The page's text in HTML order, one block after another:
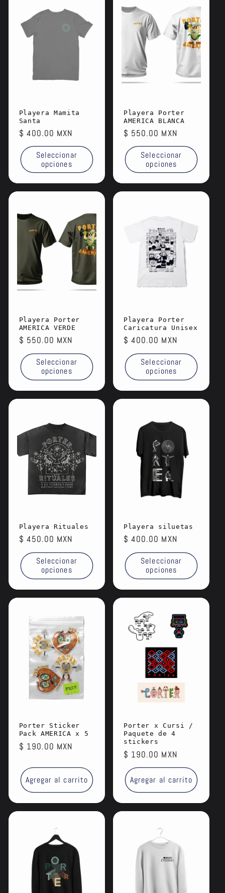
Playera Mamita
Santa
Precio
habitual
$ 400.00 MXN
Seleccionar
opciones
Playera Porter
AMERICA BLANCA
Precio
habitual
$ 550.00 MXN
Seleccionar
opciones
Playera Porter
AMERICA VERDE
Precio
habitual
$ 550.00 MXN
Seleccionar
opciones
Playera Porter
Caricatura Unisex
Precio
habitual
$ 400.00 MXN
Seleccionar
opciones
Playera Rituales
Precio
habitual
$ 450.00 MXN
Seleccionar
opciones
Playera siluetas
Precio
habitual
$ 400.00 MXN
Seleccionar
opciones
Porter Sticker
Pack AMERICA x 5
Precio
$ 190.00 MXN
Agregar al carrito
Porter x Cursi /
Paquete de 4
stickers
Precio
habitual
$ 190.00 MXN
Agregar al carrito